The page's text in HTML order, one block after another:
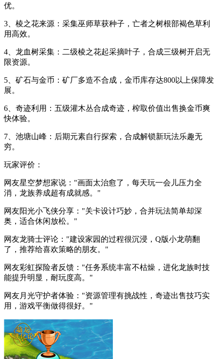
优。
3、棱之花来源：采集巫师草获种子，亡者之树根部褐色草利
用高效。
4、龙血树采集：二级棱之花起采摘叶子，合成三级树开启无
限资源。
5、矿石与金币：矿厂多造不合成，金币库存达800以上保障发
展。
6、奇迹利用：五级灌木丛合成奇迹，榨取价值出售换金币爽
快体验。
7、池塘山峰：后期元素自行探索，合成解锁新玩法乐趣无
穷。
玩家评价：
网友星空梦想家说："画面太治愈了，每天玩一会儿压力全
消，龙族养成超有成就感。"
网友阳光小飞侠分享："关卡设计巧妙，合并玩法简单却深
奥，适合休闲放松。"
网友龙骑士评论："建设家园的过程很沉浸，Q版小龙萌翻
了，推荐给喜欢策略的朋友。"
网友彩虹探险者反馈："任务系统丰富不枯燥，进化龙族时技
能提升明显，耐玩度高。"
网友月光守护者体验："资源管理有挑战性，奇迹出售技巧实
用，游戏平衡做得很好。"